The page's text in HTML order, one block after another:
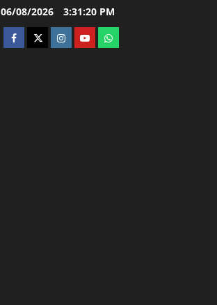
06/08/2026 3:31:22 PM
facebooktwitterinstagram.com
youtubewhatsapp